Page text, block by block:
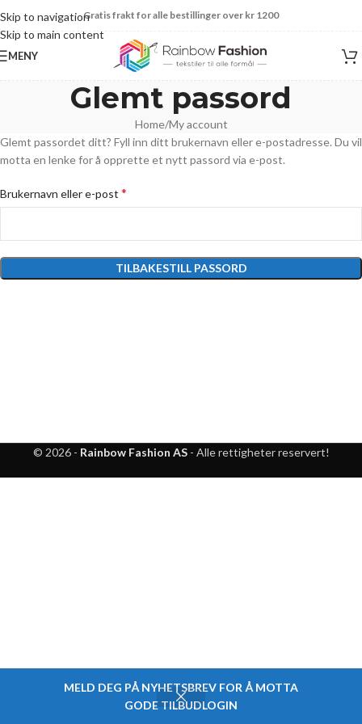
MELD DEG PÅ NYHETSBREV FOR Å MOTTA
GODE TILBUDLOGIN
Skip to navigation
Skip to main content
Gratis frakt for alle bestillinger over kr 1200
MENY
Glemt passord
Home My account
Glemt passordet ditt? Fyll inn ditt brukernavn eller e-postadresse. Du vil
motta en lenke for å opprette et nytt passord via e-post.
Brukernavn eller e-post *
TILBAKESTILL PASSORD
© 2026 - Rainbow Fashion AS- Alle rettigheter reservert!